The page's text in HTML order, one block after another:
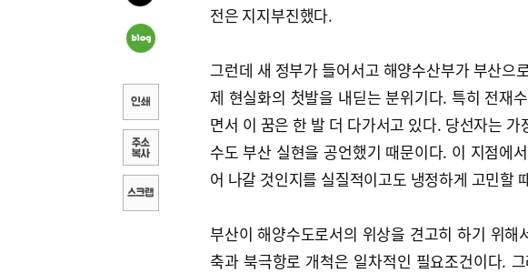
전은 지지부진했다.
그런데 새 정부가 들어서고 해양수산부가 부산으
제 현실화의 첫발을 내딛는 분위기다. 특히 전재
면서 이 꿈은 한 발 더 다가서고 있다. 당선자는
수도 부산 실현을 공언했기 때문이다. 이 지점에
어 나갈 것인지를 실질적이고도 냉정하게 고민할
부산이 해양수도로서의 위상을 견고히 하기 위
축과 북극항로 개척은 일차적인 필요조건이다.